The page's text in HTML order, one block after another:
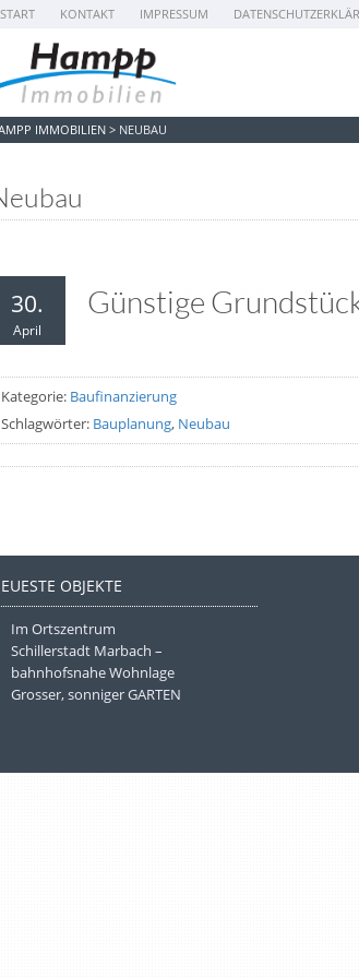
START KONTAKT IMPRESSUM
IMMOBILIEN > NEUBAU
30.
April
Günstige
Kategorie: Baufinanzierung
Schlagwörter: Bauplanung, Neubau
OBJEKTE
Im Ortszentrum
Schillerstadt Marbach –
bahnhofsnahe Wohnlage
Grosser, sonniger GARTEN